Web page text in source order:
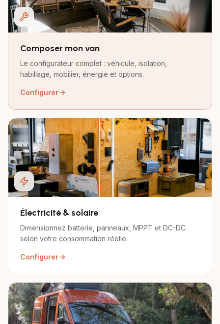
Composer mon van
Le configurateur complet : véhicule, isolation,
habillage, mobilier, énergie et options.
Configurer
Électricité & solaire
Dimensionnez batterie, panneaux, MPPT et DC-DC
selon votre consommation réelle.
Configurer